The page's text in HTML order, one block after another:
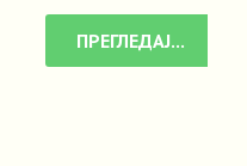
ПРЕГЛЕДАЈ...